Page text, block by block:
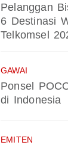
Pelanggan
6 Destinasi
Telkomsel
GAWAI
Ponsel
di Indonesia
EMITEN